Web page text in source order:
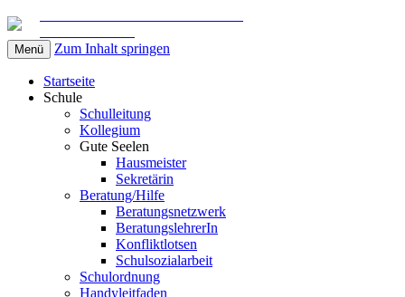
Menü Zum Inhalt springen
Startseite
Schule
Schulleitung
Kollegium
Gute Seelen
Hausmeister
Sekretärin
Beratung/Hilfe
Beratungsnetzwerk
BeratungslehrerIn
Konfliktlotsen
Schulsozialarbeit
Schulordnung
Handyleitfaden